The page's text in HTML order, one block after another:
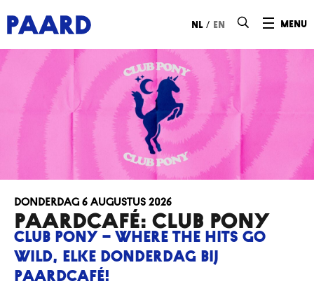
menu
nl / en
Paardcafé: CLUB PONY
CLUB PONY – WHERE THE HITS GO
WILD, ELKE DONDERDAG BIJ
PAARDCAFÉ!
donderdag 6 augustus 2026